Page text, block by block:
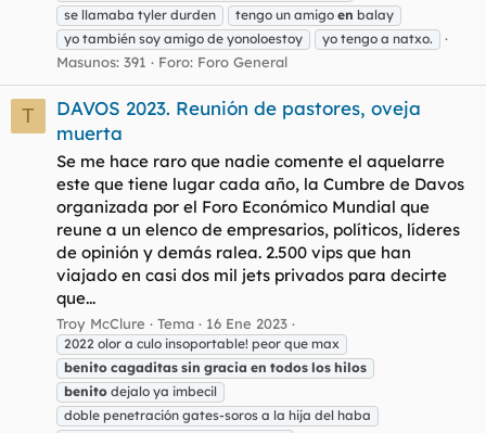
se llamaba tyler durden
tengo un amigo en balay
yo también soy amigo de yonoloestoy
yo tengo a natxo.
Masunos: 391 Foro: Foro General
T
DAVOS 2023. Reunión de pastores, oveja
muerta
Se me hace raro que nadie comente el aquelarre
este que tiene lugar cada año, la Cumbre de Davos
organizada por el Foro Económico Mundial que
reune a un elenco de empresarios, políticos, líderes
de opinión y demás ralea. 2.500 vips que han
viajado en casi dos mil jets privados para decirte
que...
Troy McClure Tema 16 Ene 2023
2022 olor a culo insoportable! peor que max
benito cagaditas sin gracia en todos los hilos
benito dejalo ya imbecil
doble penetración gates-soros a la hija del haba